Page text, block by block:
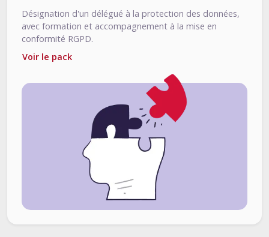
Désignation d'un délégué à la protection des données,
avec formation et accompagnement à la mise en
conformité RGPD.
Voir le pack